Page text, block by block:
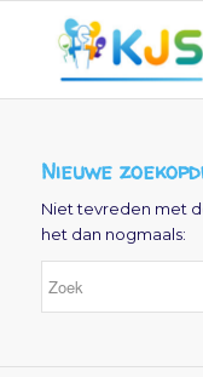
Nieuwe
Niet tevreden met
het dan nogmaals: